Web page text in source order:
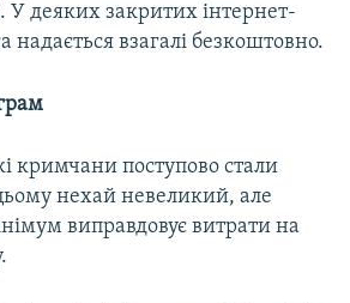
У деяких закритих інтернет-
надається взагалі безкоштовно.
кримчани поступово стали
нехай невеликий, але
виправдовує витрати на